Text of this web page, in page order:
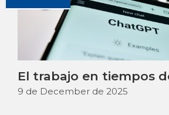
El trabajo en tiempos
9 de December de 2025